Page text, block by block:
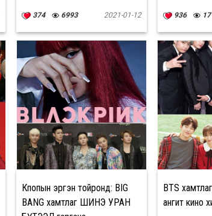
374 6993 2021-01-12 936
Кпопын эргэн тойронд: BIG
BANG хамтлаг ШИНЭ УРАН
BTS
ангит кино